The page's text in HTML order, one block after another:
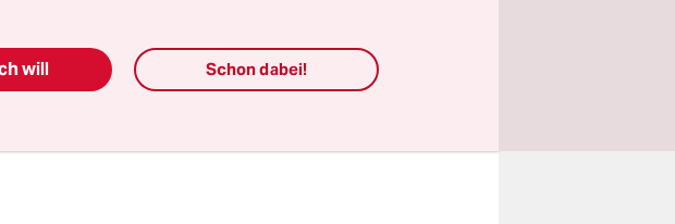
will Schon dabei!